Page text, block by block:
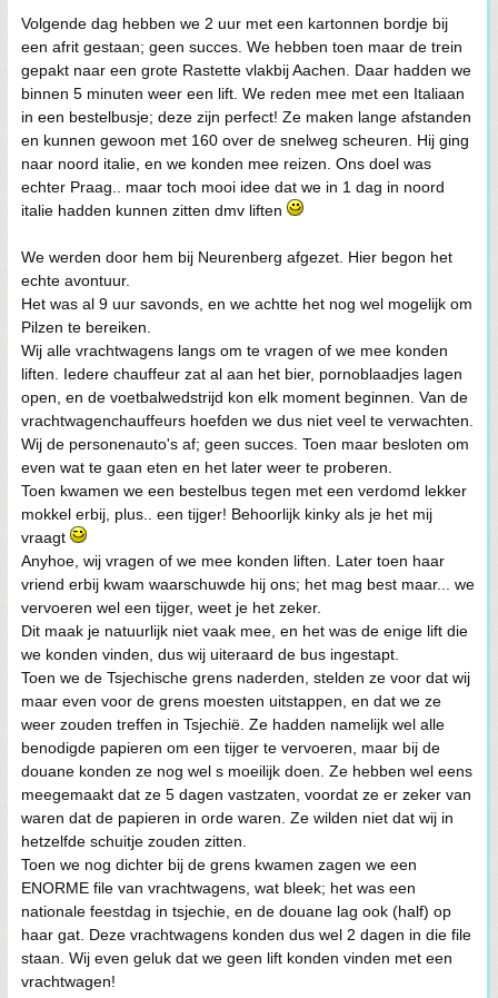
Volgende dag hebben we 2 uur met een kartonnen bordje bij
een afrit gestaan; geen succes. We hebben toen maar de trein
gepakt naar een grote Rastette vlakbij Aachen. Daar hadden we
binnen 5 minuten weer een lift. We reden mee met een Italiaan
in een bestelbusje; deze zijn perfect! Ze maken lange afstanden
en kunnen gewoon met 160 over de snelweg scheuren. Hij ging
naar noord italie, en we konden mee reizen. Ons doel was
echter Praag.. maar toch mooi idee dat we in 1 dag in noord
italie hadden kunnen zitten dmv liften
We werden door hem bij Neurenberg afgezet. Hier begon het
echte avontuur.
Het was al 9 uur savonds, en we achtte het nog wel mogelijk om
Pilzen te bereiken.
Wij alle vrachtwagens langs om te vragen of we mee konden
liften. Iedere chauffeur zat al aan het bier, pornoblaadjes lagen
open, en de voetbalwedstrijd kon elk moment beginnen. Van de
vrachtwagenchauffeurs hoefden we dus niet veel te verwachten.
Wij de personenauto's af; geen succes. Toen maar besloten om
even wat te gaan eten en het later weer te proberen.
Toen kwamen we een bestelbus tegen met een verdomd lekker
mokkel erbij, plus.. een tijger! Behoorlijk kinky als je het mij
vraagt
Anyhoe, wij vragen of we mee konden liften. Later toen haar
vriend erbij kwam waarschuwde hij ons; het mag best maar... we
vervoeren wel een tijger, weet je het zeker.
Dit maak je natuurlijk niet vaak mee, en het was de enige lift die
we konden vinden, dus wij uiteraard de bus ingestapt.
Toen we de Tsjechische grens naderden, stelden ze voor dat wij
maar even voor de grens moesten uitstappen, en dat we ze
weer zouden treffen in Tsjechië. Ze hadden namelijk wel alle
benodigde papieren om een tijger te vervoeren, maar bij de
douane konden ze nog wel s moeilijk doen. Ze hebben wel eens
meegemaakt dat ze 5 dagen vastzaten, voordat ze er zeker van
waren dat de papieren in orde waren. Ze wilden niet dat wij in
hetzelfde schuitje zouden zitten.
Toen we nog dichter bij de grens kwamen zagen we een
ENORME file van vrachtwagens, wat bleek; het was een
nationale feestdag in tsjechie, en de douane lag ook (half) op
haar gat. Deze vrachtwagens konden dus wel 2 dagen in die file
staan. Wij even geluk dat we geen lift konden vinden met een
vrachtwagen!